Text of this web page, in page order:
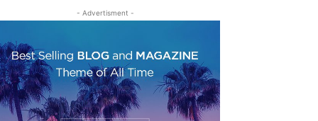
- Advertisment -